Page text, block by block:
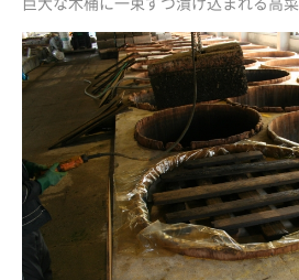
巨大な木桶に一束ずつ漬け込まれる高菜